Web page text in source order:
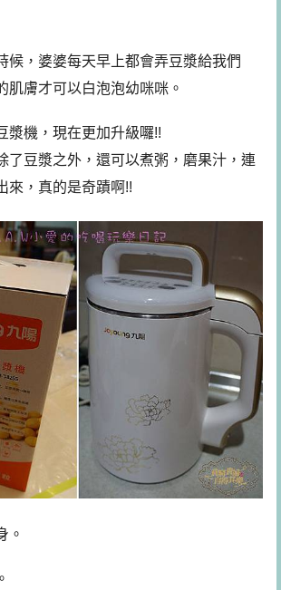
候，婆婆每天早上都會弄豆漿給我們
肌膚才可以白泡泡幼咪咪。
漿機，現在更加升級囉!!
了豆漿之外，還可以煮粥，磨果汁，連
來，真的是奇蹟啊!!
。